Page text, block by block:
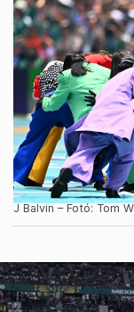
J Balvin – Fotó: Tom